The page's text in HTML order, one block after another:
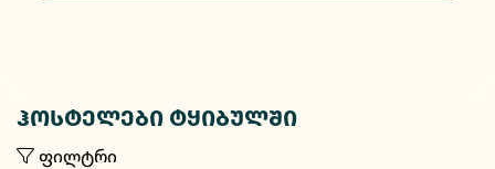
ჰოსტელები ტყიბულში
ფილტრი